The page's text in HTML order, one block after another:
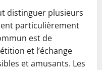
distinguer plusieurs
particulièrement
est de
et l’échange
et amusants. Les